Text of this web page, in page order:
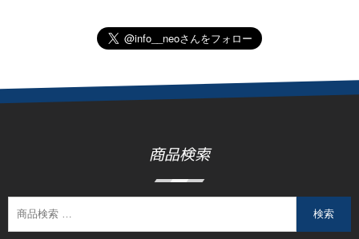
商品検索
検索